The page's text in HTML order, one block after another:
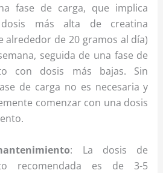
fase de carga, que implica
más alta de creatina
alrededor de 20 gramos al día)
seguida de una fase de
con dosis más bajas. Sin
de carga no es necesaria y
comenzar con una dosis
: La dosis de
recomendada es de 3-5